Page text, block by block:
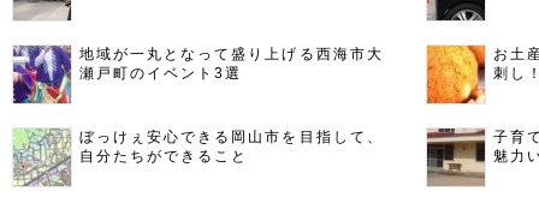
地域が一丸となって盛り上げる西海市大
瀬戸町のイベント3選
お土
刺し
ぼっけぇ安心できる岡山市を目指して、
自分たちができること
子育
魅力